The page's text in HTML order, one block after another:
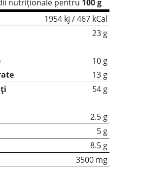
nutriționale pentru 100 g
1954 kj / 467 kCal
23 g
10 g
13 g
54 g
2.5 g
5 g
8.5 g
3500 mg